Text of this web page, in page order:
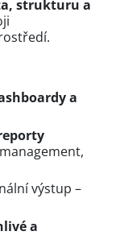
strukturu a
a
výstup –
a